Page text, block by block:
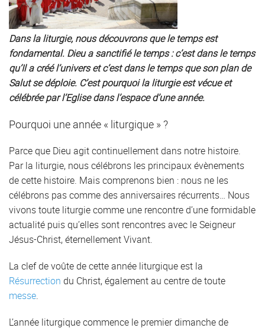
Dans la liturgie, nous découvrons que le temps est
fondamental. Dieu a sanctifié le temps : c’est dans le temps
qu’Il a créé l’univers et c’est dans le temps que son plan de
Salut se déploie. C’est pourquoi la liturgie est vécue et
célébrée par l’Eglise dans l’espace d’une année.
Pourquoi une année « liturgique » ?
Parce que Dieu agit continuellement dans notre histoire.
Par la liturgie, nous célébrons les principaux évènements
de cette histoire. Mais comprenons bien : nous ne les
célébrons pas comme des anniversaires récurrents… Nous
vivons toute liturgie comme une rencontre d’une formidable
actualité puis qu’elles sont rencontres avec le Seigneur
Jésus-Christ, éternellement Vivant.
La clef de voûte de cette année liturgique est la
Résurrection du Christ, également au centre de toute
messe.
L’année liturgique commence le premier dimanche de